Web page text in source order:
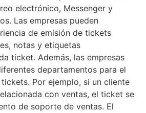
electrónico, Messenger y
Las empresas pueden
de emisión de tickets
notas y etiquetas
ticket. Además, las empresas
departamentos para el
Por ejemplo, si un cliente
con ventas, el ticket se
de soporte de ventas. El